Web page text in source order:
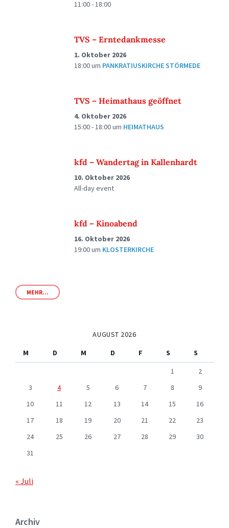
11:00 - 18:00
TVS – Erntedankmesse
1. Oktober 2026
18:00um PANKRATIUSKIRCHE STÖRMEDE
TVS – Heimathaus geöffnet
4. Oktober 2026
15:00 - 18:00um HEIMATHAUS
kfd – Wandertag in Kallenhardt
10. Oktober 2026
All-day event
kfd – Kinoabend
16. Oktober 2026
19:00um KLOSTERKIRCHE
MEHR...
AUGUST 2026
M
D M D F S
S
1
2
3
4 5 6 7 8
9
10
11 12 13 14 15
16
17
18 19 20 21 22
23
24
25 26 27 28 29
30
31
« Juli
Archiv